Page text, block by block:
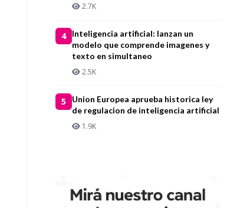
2.7K
4
Inteligencia artificial: lanzan un
modelo que comprende imagenes y
texto en simultaneo
2.5K
5
Union Europea aprueba historica ley
de regulacion de inteligencia artificial
1.9K